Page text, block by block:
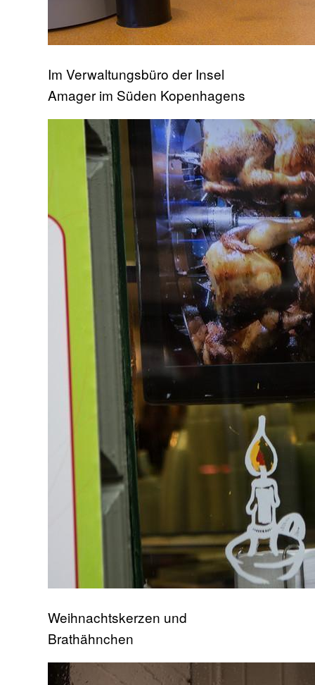
Im Verwaltungsbüro der Insel
Amager im Süden Kopenhagens
Weihnachtskerzen und
Brathähnchen